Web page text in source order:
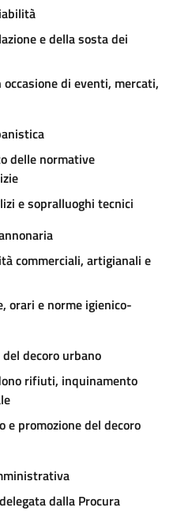
e della sosta dei
di eventi, mercati,
delle normative
e sopralluoghi tecnici
commerciali, artigianali e
orari e norme igienico-
decoro urbano
rifiuti, inquinamento
e promozione del decoro
dalla Procura